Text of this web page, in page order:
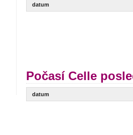
datum
Počasí Celle
datum